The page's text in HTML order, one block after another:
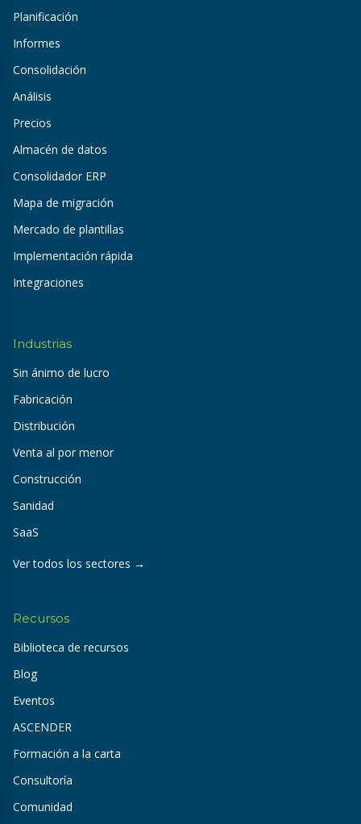
Planificación
Informes
Consolidación
Análisis
Precios
Almacén de datos
Consolidador ERP
Mapa de migración
Mercado de plantillas
Implementación rápida
Integraciones
Industrias
Sin ánimo de lucro
Fabricación
Distribución
Venta al por menor
Construcción
Sanidad
SaaS
Ver todos los sectores →
Recursos
Biblioteca de recursos
Blog
Eventos
ASCENDER
Formación a la carta
Consultoría
Comunidad